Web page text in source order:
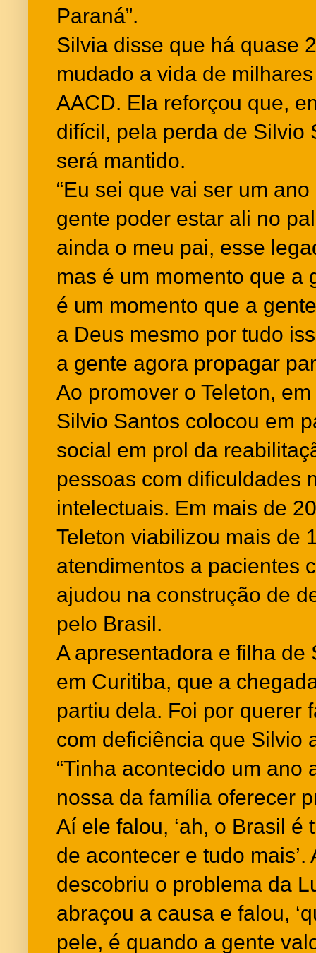
Paraná”.
Silvia disse que há quase
mudado a vida de
AACD. Ela reforçou que,
difícil, pela perda de Silvio
será mantido.
“Eu sei que vai ser um
gente poder estar ali no
ainda o meu pai, esse
mas é um momento que a
é um momento que a
a Deus mesmo por tudo
a gente agora propagar
Ao promover o Teleton,
Silvio Santos colocou em
social em prol da
pessoas com dificuldades
intelectuais. Em mais de
Teleton viabilizou mais de
atendimentos a pacientes
ajudou na construção de
pelo Brasil.
A apresentadora e filha de
em Curitiba, que a
partiu dela. Foi por querer
com deficiência que Silvio
“Tinha acontecido um ano
nossa da família oferecer
Aí ele falou, ‘ah, o Brasil é
de acontecer e tudo
descobriu o problema da
abraçou a causa e falou,
pele, é quando a gente